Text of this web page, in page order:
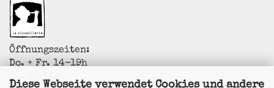
Diese Webseite verwendet Cookies und andere
Öffnungszeiten:
Do. + Fr. 14-19h
Sa. 11-14h